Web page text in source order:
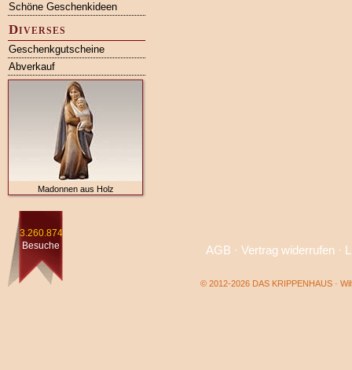
Schöne Geschenkideen
Diverses
Geschenkgutscheine
Abverkauf
Madonnen aus Holz
3.260.874
Besuche
AGB · Vertrag widerrufen·
© 2012-2026 DAS KRIPPENHAUS ·